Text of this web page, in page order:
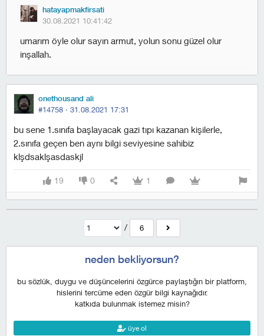
hatayapmakfirsati
30.08.2021 10:41:42
umarım öyle olur sayın armut, yolun sonu güzel olur
inşallah.
onethousand ali
#14758 · 31.08.2021 17:31
bu sene 1.sınıfa başlayacak gazi tıpı kazanan kişilerle,
2.sınıfa geçen ben aynı bilgi seviyesine sahibiz
klşdsaklşasdaskjl
19 0 1
/ 6
neden bekliyorsun?
bu sözlük, duygu ve düşüncelerini özgürce paylaştığın bir platform,
hislerini tercüme eden özgür bilgi kaynağıdır.
katkıda bulunmak istemez misin?
üye ol